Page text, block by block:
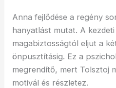
Anna fejlődése a regény
hanyatlást mutat. A
magabiztosságtól eljut a
önpusztításig. Ez a
megrendítő, mert Tolsztoj
motivál és részletez.